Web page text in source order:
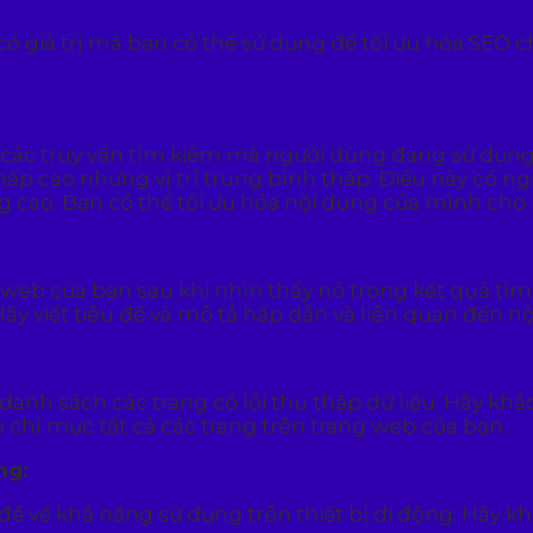
giá trị mà bạn có thể sử dụng để tối ưu hóa SEO
truy vấn tìm kiếm mà người dùng đang sử
cao nhưng vị trí trung bình thấp. Điều này có
Bạn có thể tối ưu hóa nội dung của mình
của bạn sau khi nhìn thấy nó trong kết quả
viết tiêu đề và mô tả hấp dẫn và liên quan đến
sách các trang có lỗi thu thập dữ liệu. Hãy
mục tất cả các trang trên trang web của bạn.
về khả năng sử dụng trên thiết bị di động. Hãy